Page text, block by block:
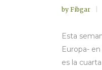
by Fibgar
Esta
Europa-
es la